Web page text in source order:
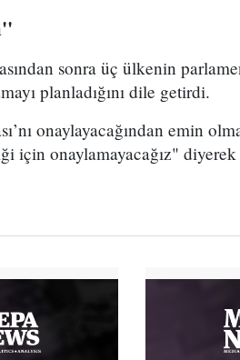
sonra üç ülkenin
planladığını dile getirdi.
onaylayacağından emin
için onaylamayacağız" diyerek